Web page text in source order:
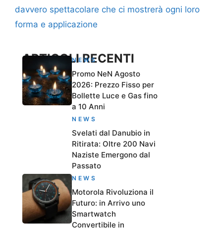
davvero spettacolare che ci mostrerà ogni loro
forma e applicazione
ARTICOLI RECENTI
NEWS
Promo NeN Agosto
2026: Prezzo Fisso per
Bollette Luce e Gas fino
a 10 Anni
NEWS
Svelati dal Danubio in
Ritirata: Oltre 200 Navi
Naziste Emergono dal
Passato
NEWS
Motorola Rivoluziona il
Futuro: in Arrivo uno
Smartwatch
Convertibile in